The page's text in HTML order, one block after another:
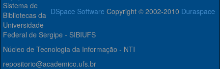
DSpace Software Copyright © 2002-2010 Duraspace
Sistema de
Bibliotecas da
Universidade
Federal de Sergipe - SIBIUFS
Núcleo de Tecnologia da Informação - NTI
repositorio@academico.ufs.br